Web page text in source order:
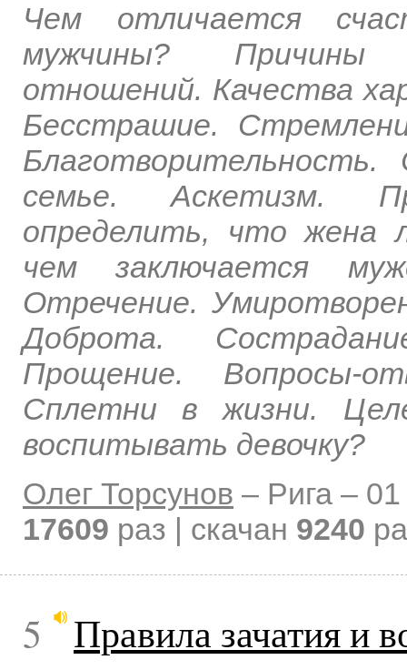
Чем отличается
мужчины? Причины
отношений. Качества
Бесстрашие.
семье. Аскетизм.
определить, что жена
чем заключается
Отречение.
Доброта.
Прощение. Вопросы-
Сплетни в жизни.
воспитывать девочку?
Олег Торсунов – Рига –
17609 раз | скачан 9240
5 Правила зачатия и